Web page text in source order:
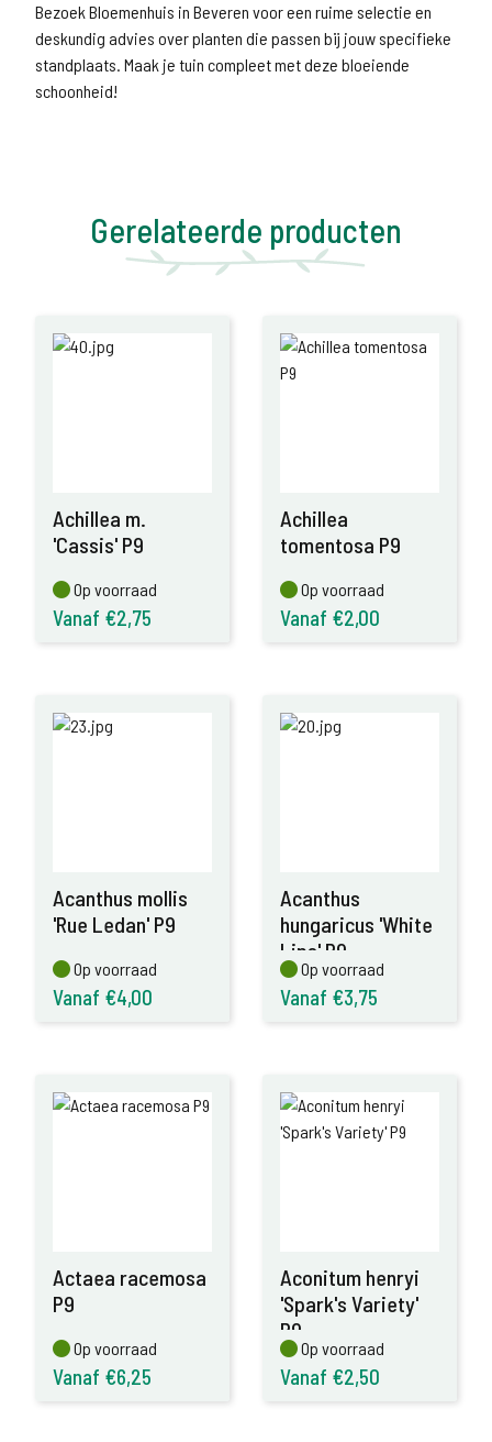
Bezoek Bloemenhuis in Beveren voor een ruime selectie en
deskundig advies over planten die passen bij jouw specifieke
standplaats. Maak je tuin compleet met deze bloeiende
schoonheid!
Gerelateerde producten
Achillea m.
'Cassis' P9
Op voorraad
Op voorraad
Vanaf €2,75
Achillea
tomentosa P9
Op voorraad
Op voorraad
Vanaf €2,00
Acanthus mollis
'Rue Ledan' P9
Op voorraad
Op voorraad
Vanaf €4,00
Acanthus
hungaricus 'White
Lips' P9
Op voorraad
Op voorraad
Vanaf €3,75
Actaea racemosa
P9
Op voorraad
Op voorraad
Vanaf €6,25
Aconitum henryi
'Spark's Variety'
P9
Op voorraad
Op voorraad
Vanaf €2,50